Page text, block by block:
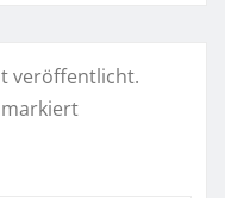
veröffentlicht.
markiert